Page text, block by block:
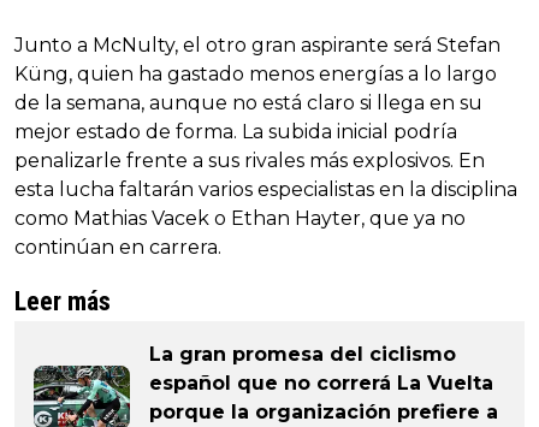
Junto a McNulty, el otro gran aspirante será Stefan
Küng, quien ha gastado menos energías a lo largo
de la semana, aunque no está claro si llega en su
mejor estado de forma. La subida inicial podría
penalizarle frente a sus rivales más explosivos. En
esta lucha faltarán varios especialistas en la disciplina
como Mathias Vacek o Ethan Hayter, que ya no
continúan en carrera.
Leer más
La gran promesa del ciclismo
español que no correrá La Vuelta
porque la organización prefiere a